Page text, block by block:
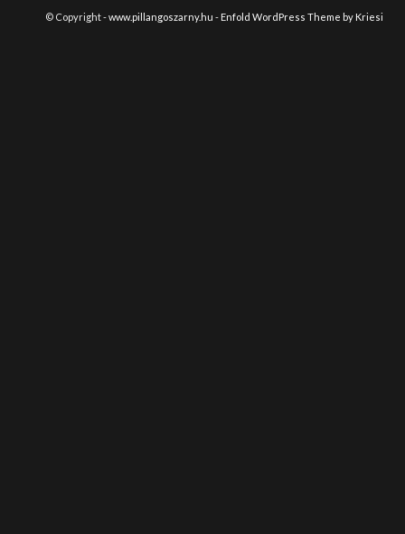
© Copyright -www.pillangoszarny.hu - Enfold WordPress Theme by Kriesi